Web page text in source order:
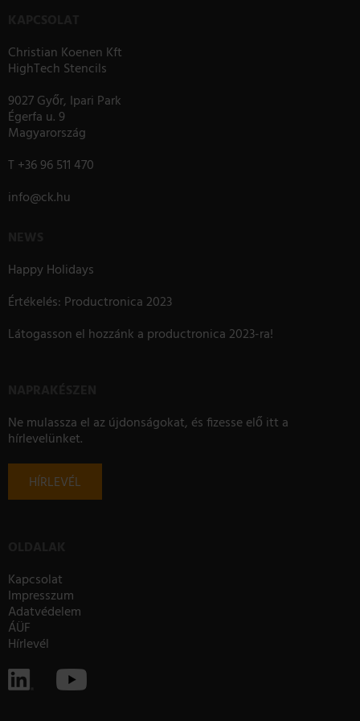
Christian Koenen Kft
HighTech Stencils
9027 Győr, Ipari Park
Égerfa u. 9
Magyarország
T +36 96 511 470
info@ck.hu
Happy Holidays
Értékelés: Productronica 2023
Látogasson el hozzánk a productronica 2023-ra!
Ne mulassza el az újdonságokat, és fizesse elő itt a
hírlevelünket.
HÍRLEVÉL
Kapcsolat
Impresszum
Adatvédelem
ÁÜF
Hírlevél